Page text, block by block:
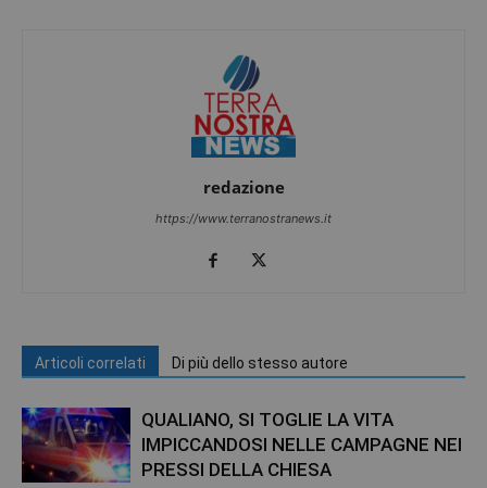
redazione
https://www.terranostranews.it
Articoli correlati Di più dello stesso autore
QUALIANO, SI TOGLIE LA VITA
IMPICCANDOSI NELLE CAMPAGNE NEI
PRESSI DELLA CHIESA